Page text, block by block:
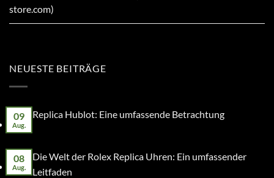
store.com)
NEUESTE BEITRÄGE
09
Aug.
Replica Hublot: Eine umfassende Betrachtung
08
Aug.
Die Welt der Rolex Replica Uhren: Ein umfassender
Leitfaden